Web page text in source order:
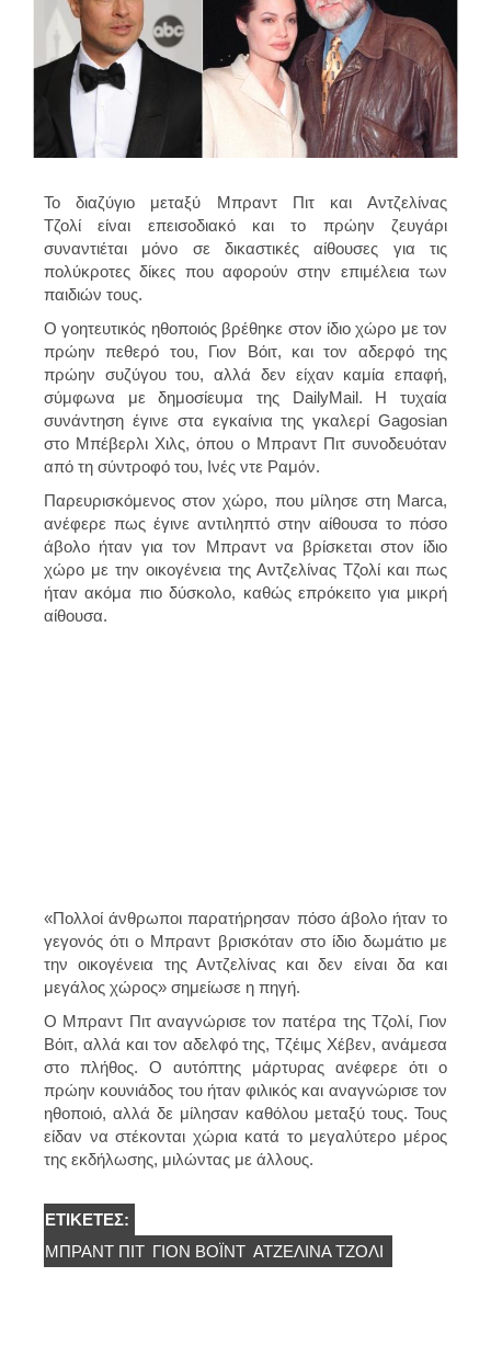
Το διαζύγιο μεταξύ Μπραντ Πιτ και Αντζελίνας
Τζολί είναι επεισοδιακό και το πρώην ζευγάρι
συναντιέται μόνο σε δικαστικές αίθουσες για τις
πολύκροτες δίκες που αφορούν στην επιμέλεια των
παιδιών τους.
Ο γοητευτικός ηθοποιός βρέθηκε στον ίδιο χώρο με τον
πρώην πεθερό του, Γιον Βόιτ, και τον αδερφό της
πρώην συζύγου του, αλλά δεν είχαν καμία επαφή,
σύμφωνα με δημοσίευμα της DailyMail. Η τυχαία
συνάντηση έγινε στα εγκαίνια της γκαλερί Gagosian
στο Μπέβερλι Χιλς, όπου ο Μπραντ Πιτ συνοδευόταν
από τη σύντροφό του, Ινές ντε Ραμόν.
Παρευρισκόμενος στον χώρο, που μίλησε στη Marca,
ανέφερε πως έγινε αντιληπτό στην αίθουσα το πόσο
άβολο ήταν για τον Μπραντ να βρίσκεται στον ίδιο
χώρο με την οικογένεια της Αντζελίνας Τζολί και πως
ήταν ακόμα πιο δύσκολο, καθώς επρόκειτο για μικρή
αίθουσα.
«Πολλοί άνθρωποι παρατήρησαν πόσο άβολο ήταν το
γεγονός ότι ο Μπραντ βρισκόταν στο ίδιο δωμάτιο με
την οικογένεια της Αντζελίνας και δεν είναι δα και
μεγάλος χώρος» σημείωσε η πηγή.
Ο Μπραντ Πιτ αναγνώρισε τον πατέρα της Τζολί, Γιον
Βόιτ, αλλά και τον αδελφό της, Τζέιμς Χέβεν, ανάμεσα
στο πλήθος. Ο αυτόπτης μάρτυρας ανέφερε ότι ο
πρώην κουνιάδος του ήταν φιλικός και αναγνώρισε τον
ηθοποιό, αλλά δε μίλησαν καθόλου μεταξύ τους. Τους
είδαν να στέκονται χώρια κατά το μεγαλύτερο μέρος
της εκδήλωσης, μιλώντας με άλλους.
ΕΤΙΚΈΤΕΣ:
ΜΠΡΑΝΤ ΠΙΤ ΓΙΟΝ ΒΌΙΝΤ ΑΤΖΕΛΙΝΑ ΤΖΟΛΙ